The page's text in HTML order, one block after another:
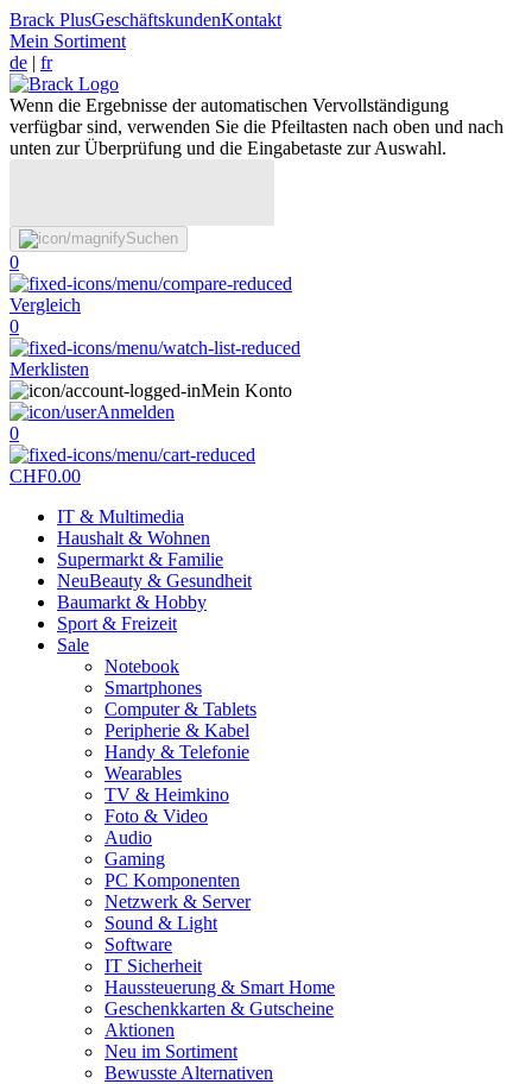
Brack PlusGeschäftskundenKontakt
Mein Sortiment
de | fr
Wenn die Ergebnisse der automatischen Vervollständigung
verfügbar sind, verwenden Sie die Pfeiltasten nach oben und nach
unten zur Überprüfung und die Eingabetaste zur Auswahl.
Suchen
0
Vergleich
0
Merklisten
Mein Konto
Anmelden
0
CHF0.00
IT & Multimedia
Haushalt & Wohnen
Supermarkt & Familie
NeuBeauty & Gesundheit
Baumarkt & Hobby
Sport & Freizeit
Sale
Notebook
Smartphones
Computer & Tablets
Peripherie & Kabel
Handy & Telefonie
Wearables
TV & Heimkino
Foto & Video
Audio
Gaming
PC Komponenten
Netzwerk & Server
Sound & Light
Software
IT Sicherheit
Haussteuerung & Smart Home
Geschenkkarten & Gutscheine
Aktionen
Neu im Sortiment
Bewusste Alternativen